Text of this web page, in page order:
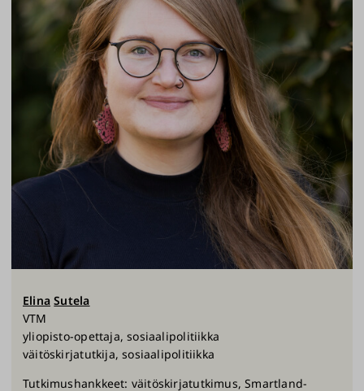
Elina Sutela
VTM
yliopisto-opettaja, sosiaalipolitiikka
väitöskirjatutkija, sosiaalipolitiikka
Tutkimushankkeet: väitöskirjatutkimus, Smartland-